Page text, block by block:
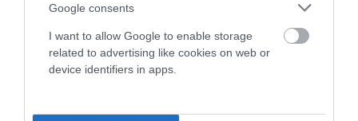
Google consents
I want to allow Google to enable storage
related to advertising like cookies on web or
device identifiers in apps.
Συνέχισε με νίκη η Ουκρανία του
Γιάντσουκ
Η Ουκρανία νίκησε το Ιράν για το VNL, σε έναν αγώνα που